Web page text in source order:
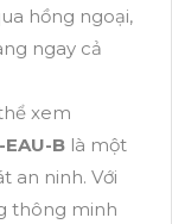
hồng ngoại,
ngay cả
xem
B là một
an ninh. Với
thông minh